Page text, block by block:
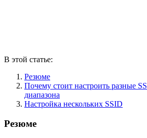
В этой статье:
Резюме
Почему стоит настроить разные
диапазона
Настройка нескольких SSID
Резюме